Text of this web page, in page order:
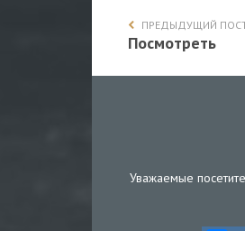
ПРЕДЫДУЩИЙ
Посмотреть
Уважаемые